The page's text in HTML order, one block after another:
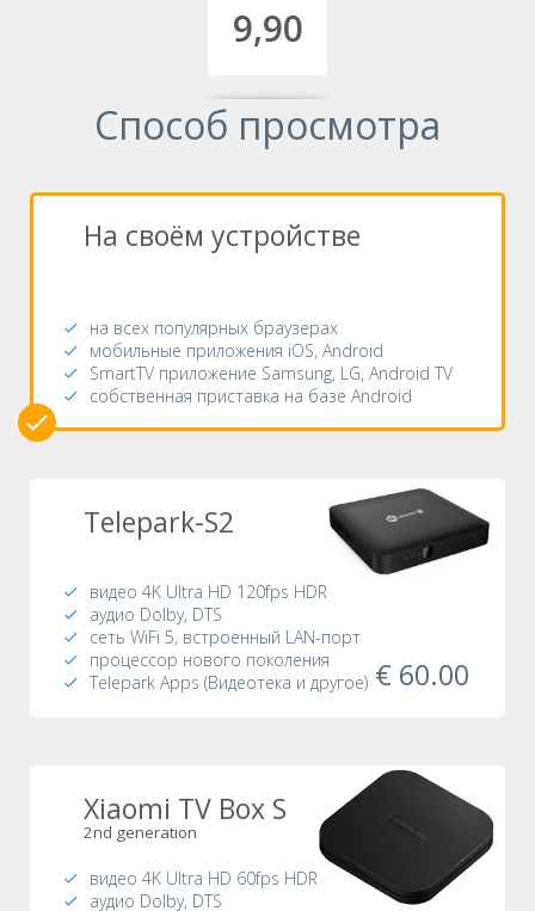
9,90
Способ просмотра
На своём устройстве
на всех популярных браузерах
мобильные приложения iOS, Android
SmartTV приложение Samsung, LG, Android TV
собственная приставка на базе Android
Telepark-S2
видео 4K Ultra HD 120fps HDR
аудио Dolby, DTS
сеть WiFi 5, встроенный LAN-порт
процессор нового поколения
Telepark Apps (Видеотека и другое) € 60.00
Xiaomi TV Box S
2nd generation
видео 4K Ultra HD 60fps HDR
аудио Dolby, DTS